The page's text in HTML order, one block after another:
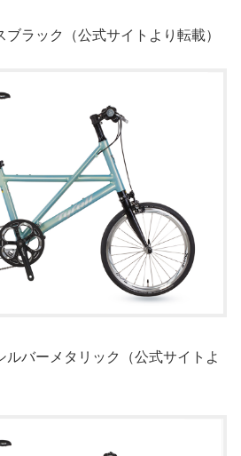
ラック（公式サイトより転載）
ルバーメタリック（公式サイトよ